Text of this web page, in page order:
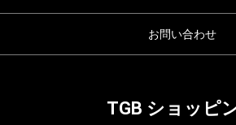
お問い合わせ
TGB ショッピ